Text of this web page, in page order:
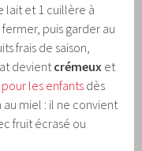
lait et 1 cuillère à
puis garder au
frais de saison,
devient crémeux et
les enfantsdès
miel : il ne convient
fruit écrasé ou